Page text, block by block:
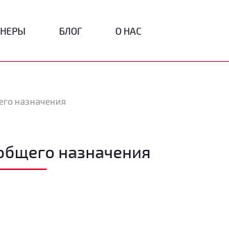
БЛОГ О НАС
назначения
назначения